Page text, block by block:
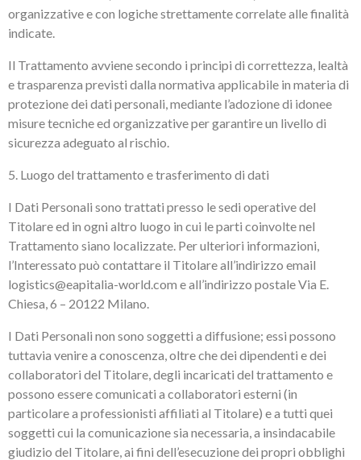
organizzative e con logiche strettamente correlate alle finalità
indicate.
Il Trattamento avviene secondo i principi di correttezza, lealtà
e trasparenza previsti dalla normativa applicabile in materia di
protezione dei dati personali, mediante l’adozione di idonee
misure tecniche ed organizzative per garantire un livello di
sicurezza adeguato al rischio.
5. Luogo del trattamento e trasferimento di dati
I Dati Personali sono trattati presso le sedi operative del
Titolare ed in ogni altro luogo in cui le parti coinvolte nel
Trattamento siano localizzate. Per ulteriori informazioni,
l’Interessato può contattare il Titolare all’indirizzo email
logistics@eapitalia-world.com e all’indirizzo postale Via E.
Chiesa, 6 – 20122 Milano.
I Dati Personali non sono soggetti a diffusione; essi possono
tuttavia venire a conoscenza, oltre che dei dipendenti e dei
collaboratori del Titolare, degli incaricati del trattamento e
possono essere comunicati a collaboratori esterni (in
particolare a professionisti affiliati al Titolare) e a tutti quei
soggetti cui la comunicazione sia necessaria, a insindacabile
giudizio del Titolare, ai fini dell’esecuzione dei propri obblighi